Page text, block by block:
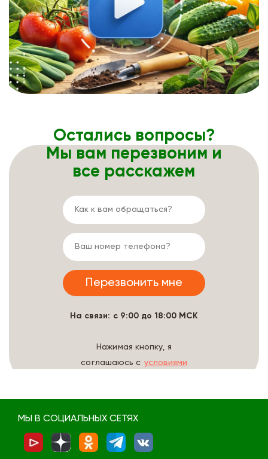
Остались вопросы?
Мы вам перезвоним и
все расскажем
На связи: с 9:00 до 18:00 МСК
Нажимая кнопку, я
соглашаюсь с условиями
МЫ В СОЦИАЛЬНЫХ СЕТЯХ